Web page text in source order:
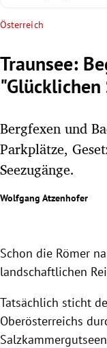
Untermenü
Untermenü
Untermenü
Untermenü
Untermenü
Untermenü
Österreich
Traunsee:
"Glücklichen
Bergfexen und
Parkplätze,
Seezugänge.
Wolfgang Atzenhofer
Schon die Römer
landschaftlichen
Tatsächlich sticht
Oberösterreichs